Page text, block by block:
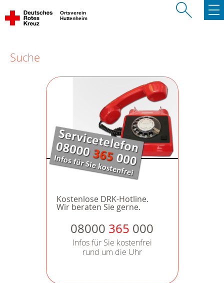
Ortsverein
Huttenheim
Suche
Kostenlose DRK-Hotline.
Wir beraten Sie gerne.
08000 365 000
Infos für Sie kostenfrei
rund um die Uhr